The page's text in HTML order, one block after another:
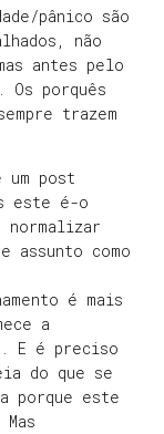
pânico são
não
antes pelo
Os porquês
trazem
post
este é-o
normalizar
assunto como
é mais
a
E é preciso
do que se
porque este